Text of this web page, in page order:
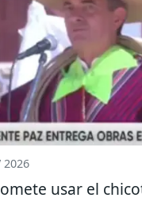
2026
usar el